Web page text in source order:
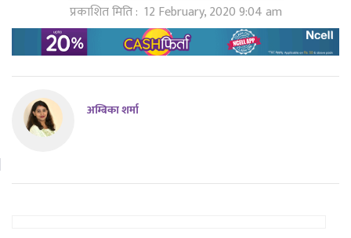
प्रकाशित मिति : 12 February, 2020 9:04 am
अम्बिका शर्मा